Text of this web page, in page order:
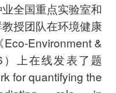
全国重点实验室和
授团队在环境健康
Environment &
）上在线发表了题
for quantifying the